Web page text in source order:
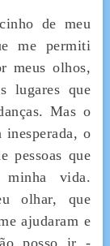
de meu
me permiti
meus olhos,
lugares que
Mas o
o
pessoas que
minha vida.
olhar, que
ajudaram e